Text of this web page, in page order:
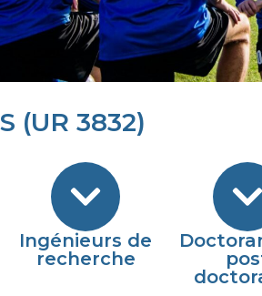
(UR 3832)
Ingénieurs de
recherche